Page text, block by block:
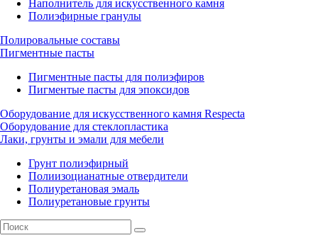
Наполнитель для искусственного камня
Полиэфирные гранулы
Полировальные составы
Пигментные пасты
Пигментные пасты для полиэфиров
Пигментые пасты для эпоксидов
Оборудование для искусственного камня Respecta
Оборудование для стеклопластика
Лаки, грунты и эмали для мебели
Грунт полиэфирный
Полиизоцианатные отвердители
Полиуретановая эмаль
Полиуретановые грунты